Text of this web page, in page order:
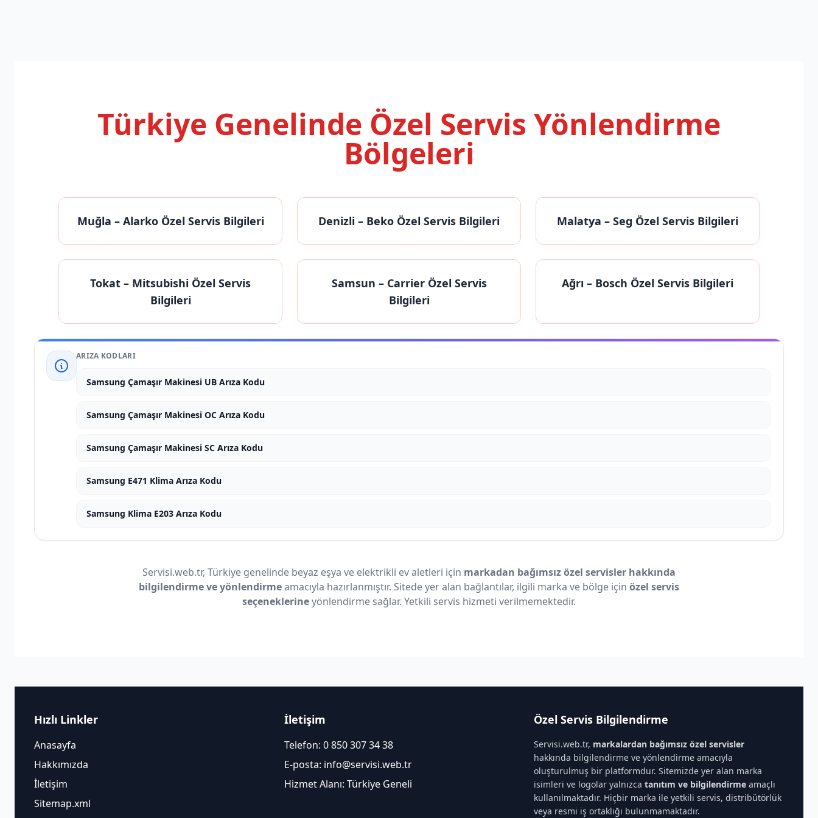
Türkiye Genelinde Özel Servis Yönlendirme
Bölgeleri
Muğla – Alarko Özel Servis Bilgileri Denizli – Beko Özel Servis Bilgileri Malatya – Seg Özel Servis Bilgileri
Tokat – Mitsubishi Özel Servis
Bilgileri
Samsun – Carrier Özel Servis
Bilgileri
Ağrı – Bosch Özel Servis Bilgileri
ARIZA KODLARI
Samsung Çamaşır Makinesi UB Arıza Kodu
Samsung Çamaşır Makinesi OC Arıza Kodu
Samsung Çamaşır Makinesi SC Arıza Kodu
Samsung E471 Klima Arıza Kodu
Samsung Klima E203 Arıza Kodu
Servisi.web.tr, Türkiye genelinde beyaz eşya ve elektrikli ev aletleri için markadan bağımsız özel servisler hakkında
bilgilendirme ve yönlendirmeamacıyla hazırlanmıştır. Sitede yer alan bağlantılar, ilgili marka ve bölge için özel servis
seçeneklerineyönlendirme sağlar. Yetkili servis hizmeti verilmemektedir.
Hızlı Linkler
Anasayfa
Hakkımızda
İletişim
Sitemap.xml
İletişim
Telefon: 0 850 307 34 38
E-posta: info@servisi.web.tr
Hizmet Alanı: Türkiye Geneli
Özel Servis Bilgilendirme
Servisi.web.tr, markalardan bağımsız özel servisler
hakkında bilgilendirme ve yönlendirme amacıyla
oluşturulmuş bir platformdur. Sitemizde yer alan marka
isimleri ve logolar yalnızcatanıtım ve bilgilendirme amaçlı
kullanılmaktadır. Hiçbir marka ile yetkili servis, distribütörlük
veya resmi iş ortaklığı bulunmamaktadır.